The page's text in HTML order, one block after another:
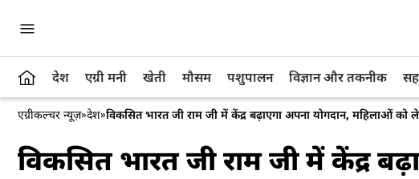
देश एग्री मनी खेती मौसम पशुपालन विज्ञान और तकनीक
एग्रीकल्चर न्यूज़»देश»विकसित भारत जी राम जी में केंद्र बढ़ाएगा अपना योगदान, महिलाओं को
विकसित भारत जी राम जी में केंद्र